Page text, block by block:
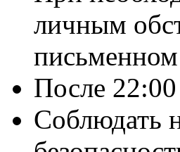
личным
После
Соблюдать